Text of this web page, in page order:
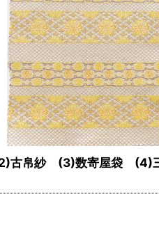
(2)古帛紗 (3)数寄屋